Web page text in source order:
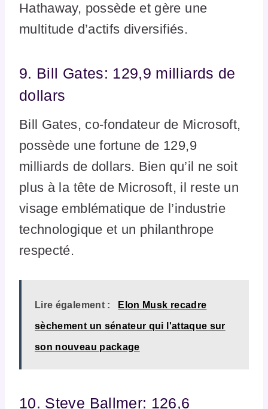
Hathaway, possède et gère une
multitude d’actifs diversifiés.
9. Bill Gates: 129,9 milliards de
dollars
Bill Gates, co-fondateur de Microsoft,
possède une fortune de 129,9
milliards de dollars. Bien qu’il ne soit
plus à la tête de Microsoft, il reste un
visage emblématique de l’industrie
technologique et un philanthrope
respecté.
Lire également : Elon Musk recadre
sèchement un sénateur qui l'attaque sur
son nouveau package
10. Steve Ballmer: 126,6